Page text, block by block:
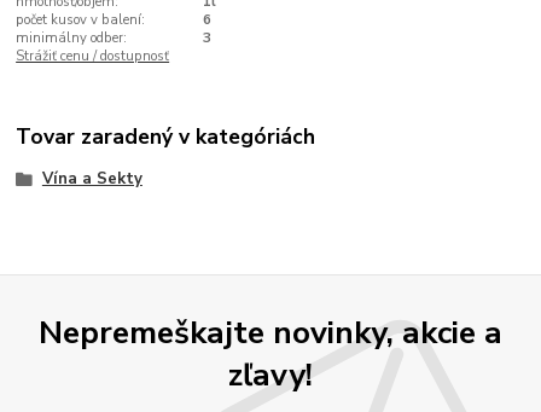
počet kusov v balení:
6
minimálny odber:
3
Strážiť cenu / dostupnosť
Tovar zaradený v kategóriách
Vína a Sekty
Nepremeškajte novinky, akcie a
zľavy!